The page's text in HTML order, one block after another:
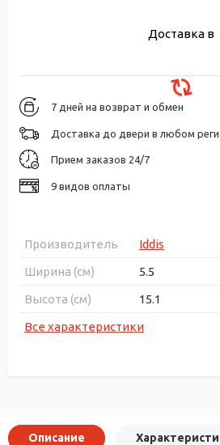
Доставка в
7 дней на возврат и обмен
Доставка до двери в любом
Прием заказов 24/7
9 видов оплаты
Производитель
Iddis
Ширина (см)
5.5
Высота (см)
15.1
Все характеристики
Описание